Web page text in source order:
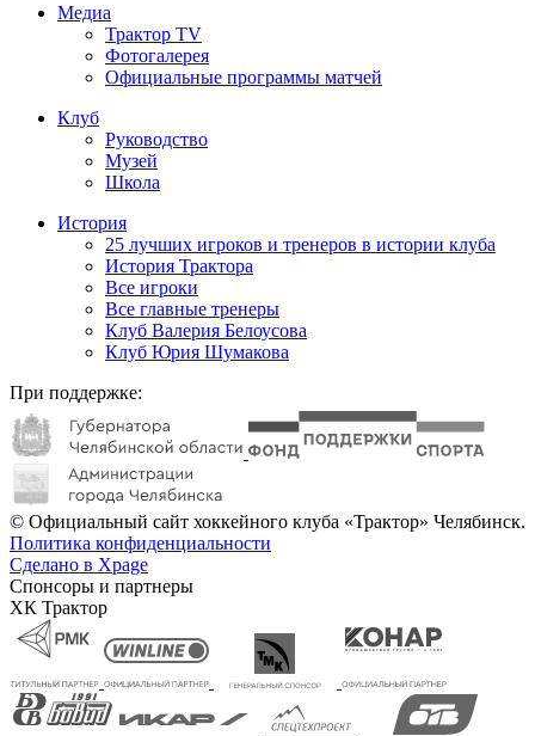
Медиа
Трактор TV
Фотогалерея
Официальные программы матчей
Клуб
Руководство
Музей
Школа
История
25 лучших игроков и тренеров в истории клуба
История Трактора
Все игроки
Все главные тренеры
Клуб Валерия Белоусова
Клуб Юрия Шумакова
При поддержке:
© Официальный сайт хоккейного клуба «Трактор» Челябинск.
Политика конфиденциальности
Сделано в Xpage
Спонсоры и партнеры
ХК Трактор